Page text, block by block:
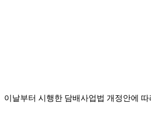
이날부터 시행한 담배사업법 개정안에